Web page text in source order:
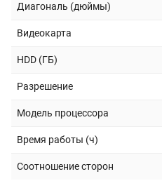
Диагональ (дюймы)
Видеокарта
HDD (ГБ)
Разрешение
Модель процессора
Время работы (ч)
Соотношение сторон